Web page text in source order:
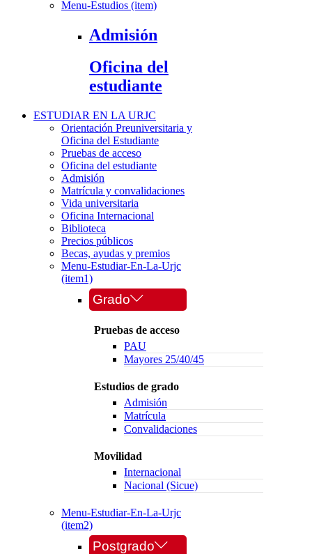
Menu-Estudios (item)
Admisión
Oficina del
estudiante
ESTUDIAR EN LA URJC
Orientación Preuniversitaria y
Oficina del Estudiante
Pruebas de acceso
Oficina del estudiante
Admisión
Matrícula y convalidaciones
Vida universitaria
Oficina Internacional
Biblioteca
Precios públicos
Becas, ayudas y premios
Menu-Estudiar-En-La-Urjc
(item1)
Grado
Pruebas de acceso
PAU
Mayores 25/40/45
Estudios de grado
Admisión
Matrícula
Convalidaciones
Movilidad
Internacional
Nacional (Sicue)
Menu-Estudiar-En-La-Urjc
(item2)
Postgrado